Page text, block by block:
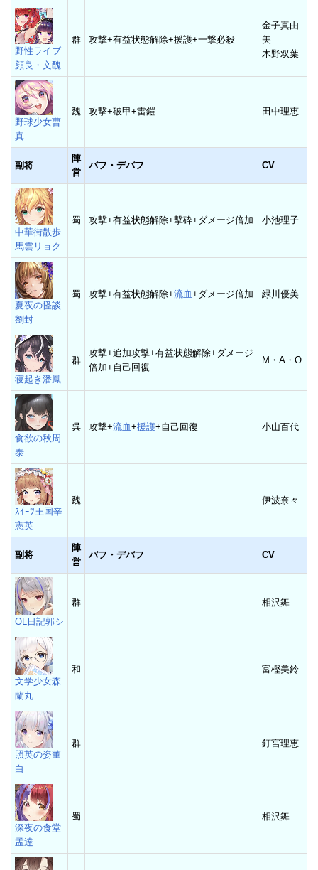
野性ライブ
顔良・文醜
群 攻撃+有益状態解除+援護+一撃必殺
金子真由
美
木野双葉
野球少女曹
真
魏 攻撃+破甲+雷鎧 田中理恵
副将
陣
営
バフ・デバフ CV
中華街散歩
馬雲リョク
蜀 攻撃+有益状態解除+撃砕+ダメージ倍加 小池理子
夏夜の怪談
劉封
蜀 攻撃+有益状態解除+流血+ダメージ倍加 緑川優美
寝起き潘鳳
群
攻撃+追加攻撃+有益状態解除+ダメージ
倍加+自己回復
M・A・O
食欲の秋周
泰
呉 攻撃+流血+援護+自己回復 小山百代
ｽｲｰﾂ王国辛
憲英
魏 伊波奈々
副将
陣
営
バフ・デバフ CV
OL日記郭シ
群 相沢舞
文学少女森
蘭丸
和 富樫美鈴
照英の姿董
白
群 釘宮理恵
深夜の食堂
孟達
蜀 相沢舞